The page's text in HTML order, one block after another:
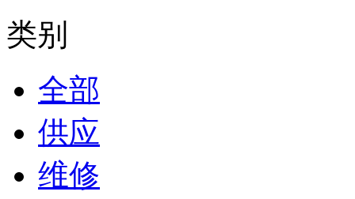
类别
全部
供应
维修